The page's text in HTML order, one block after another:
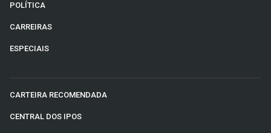
POLÍTICA
CARREIRAS
ESPECIAIS
CARTEIRA RECOMENDADA
CENTRAL DOS IPOS